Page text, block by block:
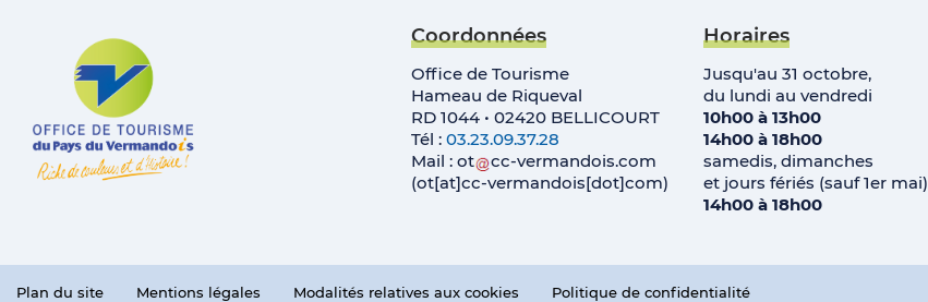
Coordonnées
Office de Tourisme
Hameau de Riqueval
RD 1044 • 02420 BELLICOURT
Tél : 03.23.09.37.28
Mail : ot cc-vermandois.com
(ot[at]cc-vermandois[dot]com)
Horaires
Jusqu'au 31 octobre,
du lundi au vendredi
10h00 à 13h00
14h00 à 18h00
samedis, dimanches
et jours fériés (sauf 1er mai)
14h00 à 18h00
Plan du site Mentions légales Modalités relatives aux cookies Politique de confidentialité